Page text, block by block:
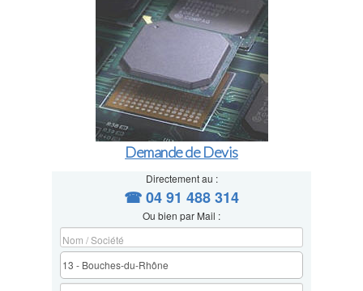
Demande de Devis
Directement au :
☎ 04 91 488 314
Ou bien par Mail :